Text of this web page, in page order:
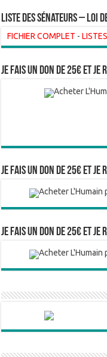
liste des sénateurs – loi
FICHIER COMPLET -
Je fais un don de 25€ et
Je fais un don de 25€ et
Je fais un don de 25€ et